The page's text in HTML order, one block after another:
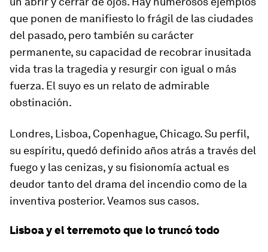
que ponen de manifiesto lo frágil de las ciudades
del pasado, pero también su carácter
permanente, su capacidad de recobrar inusitada
vida tras la tragedia y resurgir con igual o más
fuerza. El suyo es un relato de admirable
obstinación.
Londres, Lisboa, Copenhague, Chicago. Su perfil,
su espíritu, quedó definido años atrás a través del
fuego y las cenizas, y su fisionomía actual es
deudor tanto del drama del incendio como de la
inventiva posterior. Veamos sus casos.
Lisboa y el terremoto que lo truncó todo